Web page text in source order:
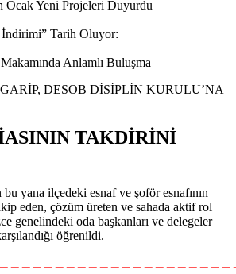
Ocak Yeni Projeleri Duyurdu
İndirimi” Tarih Oluyor:
Anlamlı Buluşma
TAKDİRİNİ
yana ilçedeki esnaf ve şoför esnafının
eden, çözüm üreten ve sahada aktif rol
genelindeki oda başkanları ve delegeler
öğrenildi.